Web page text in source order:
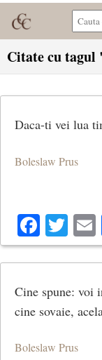
Citate cu tagul
Daca-ti vei lua
Boleslaw Prus
Cine spune: voi
cine sovaie,
Boleslaw Prus